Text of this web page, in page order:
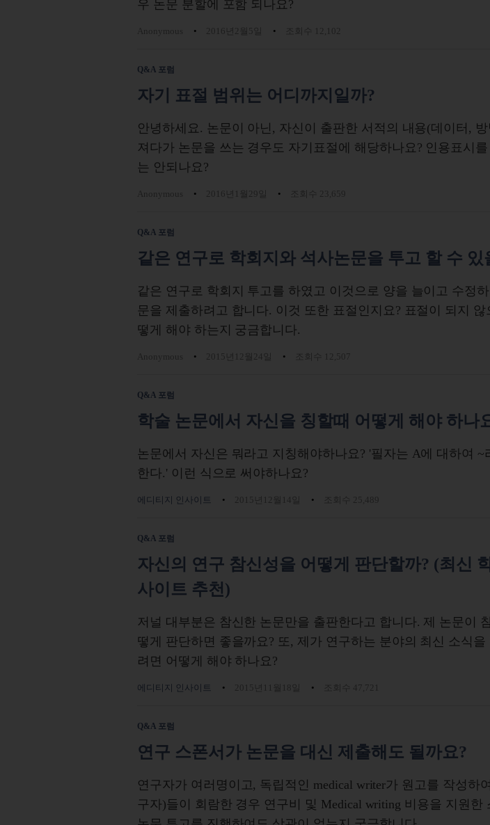
우 논문 분할에 포함 되나요?
Anonymous 2016년2월5일 조회수 12,102
Q&A 포럼
자기 표절 범위는 어디까지일까?
안녕하세요. 논문이 아닌, 자신이 출판한 서적의 내용(데이터,
져다가 논문을 쓰는 경우도 자기표절에 해당하나요? 인용표시를
는 안되나요?
Anonymous 2016년1월29일 조회수 23,659
Q&A 포럼
같은 연구로 학회지와 석사논문을 투고 할 수 있
같은 연구로 학회지 투고를 하였고 이것으로 양을 늘이고 수정
문을 제출하려고 합니다. 이것 또한 표절인지요? 표절이 되지 않
떻게 해야 하는지 궁금합니다.
Anonymous 2015년12월24일 조회수 12,507
Q&A 포럼
학술 논문에서 자신을 칭할때 어떻게 해야 하나
논문에서 자신은 뭐라고 지칭해야하나요? '필자는 A에 대하여 ~
한다.' 이런 식으로 써야하나요?
에디티지 인사이트 2015년12월14일 조회수 25,489
Q&A 포럼
자신의 연구 참신성을 어떻게 판단할까? (최신
사이트 추천)
저널 대부분은 참신한 논문만을 출판한다고 합니다. 제 논문이
떻게 판단하면 좋을까요? 또, 제가 연구하는 분야의 최신 소식을
려면 어떻게 해야 하나요?
에디티지 인사이트 2015년11월18일 조회수 47,721
Q&A 포럼
연구 스폰서가 논문을 대신 제출해도 될까요?
연구자가 여러명이고, 독립적인 medical writer가 원고를 작성하
구자)들이 회람한 경우 연구비 및 Medical writing 비용을 지원한